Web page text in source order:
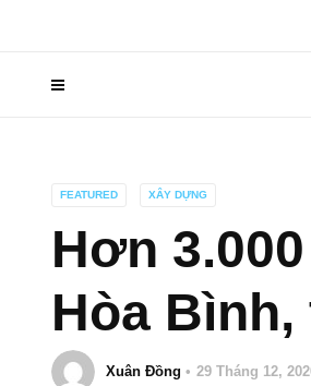
FEATURED XÂY DỰNG
Hơn
Hòa
Xuân Đồng 29 Tháng 12,